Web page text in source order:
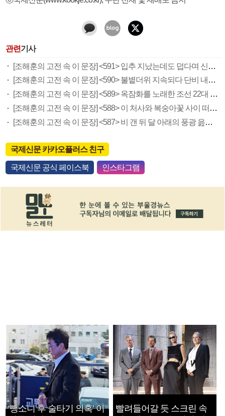
관련기사
[조해훈의 고전 속 이 문장] <591> 입추 지났는데도 덥다며 신유안에게 보낸 박규수의 편지
[조해훈의 고전 속 이 문장] <590> 불볕더위 지속되다 단비 내려 시 읊은 조선 후기 신익전
[조해훈의 고전 속 이 문장] <589> 옥잠화를 노래한 조선 22대 왕 정조의 시
[조해훈의 고전 속 이 문장] <588> 이 처사와 복숭아꽃 사이 떠다닌 일 읊은 최광유의 시
[조해훈의 고전 속 이 문장] <587> 비 갠 뒤 달 아래의 풍광 읊은 면우 곽종석의 시
국제신문 카카오플러스 친구
국제신문 공식 페이스북 인스타그램
‘뺑소니 후 술타기 의혹’ 이
빨려들어갈 듯 스크린 속